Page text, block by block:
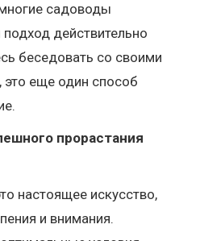
садоводы
действительно
беседовать со своими
еще один способ
прорастания
настоящее искусство,
и внимания.